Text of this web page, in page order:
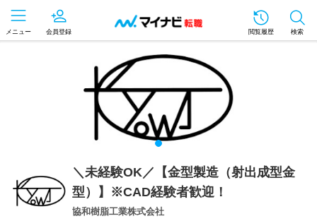
メニュー 会員登録 閲覧履歴 検索
＼未経験OK／【金型製造（射出成型金
型）】※CAD経験者歓迎！
協和樹脂工業株式会社